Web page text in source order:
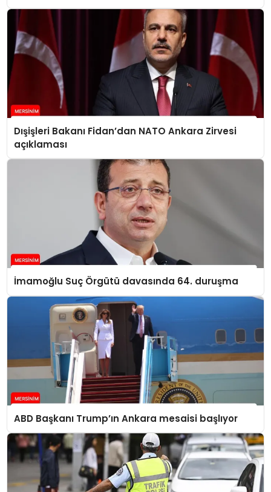
Dışişleri Bakanı Fidan’dan NATO Ankara Zirvesi
açıklaması
İmamoğlu Suç Örgütü davasında 64. duruşma
ABD Başkanı Trump’ın Ankara mesaisi başlıyor